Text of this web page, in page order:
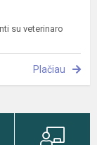
su veterinaro
Plačiau